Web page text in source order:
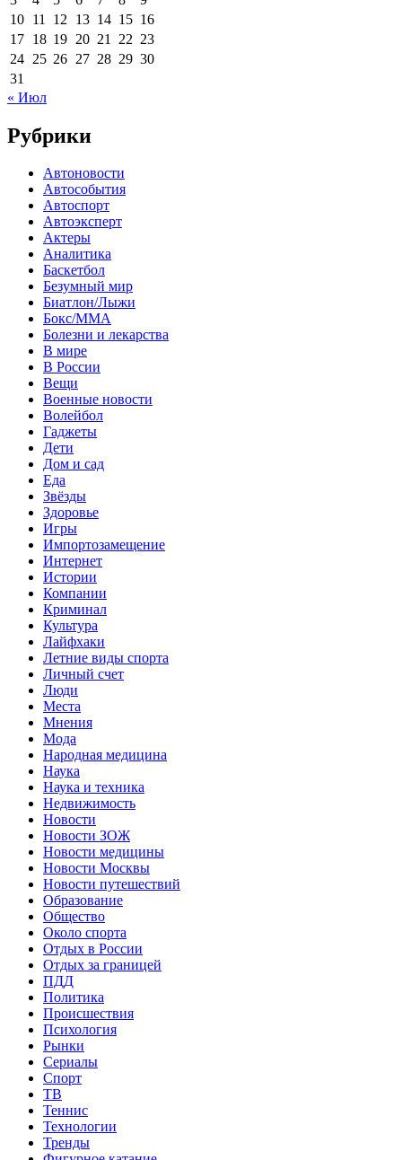
10 11 12 13 14 15 16
17 18 19 20 21 22 23
24 25 26 27 28 29 30
31
« Июл
Рубрики
Автоновости
Автособытия
Автоспорт
Автоэксперт
Актеры
Аналитика
Баскетбол
Безумный мир
Биатлон/Лыжи
Бокс/MMA
Болезни и лекарства
В мире
В России
Вещи
Военные новости
Волейбол
Гаджеты
Дети
Дом и сад
Еда
Звёзды
Здоровье
Игры
Импортозамещение
Интернет
Истории
Компании
Криминал
Культура
Лайфхаки
Летние виды спорта
Личный счет
Люди
Места
Мнения
Мода
Народная медицина
Наука
Наука и техника
Недвижимость
Новости
Новости ЗОЖ
Новости медицины
Новости Москвы
Новости путешествий
Образование
Общество
Около спорта
Отдых в России
Отдых за границей
ПДД
Политика
Происшествия
Психология
Рынки
Сериалы
Спорт
ТВ
Теннис
Технологии
Тренды